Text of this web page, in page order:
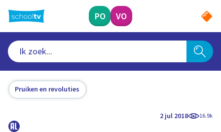
naar
hoofdinhoud
PO VO
Pruiken en revoluties
2 jul 2018 16.9k